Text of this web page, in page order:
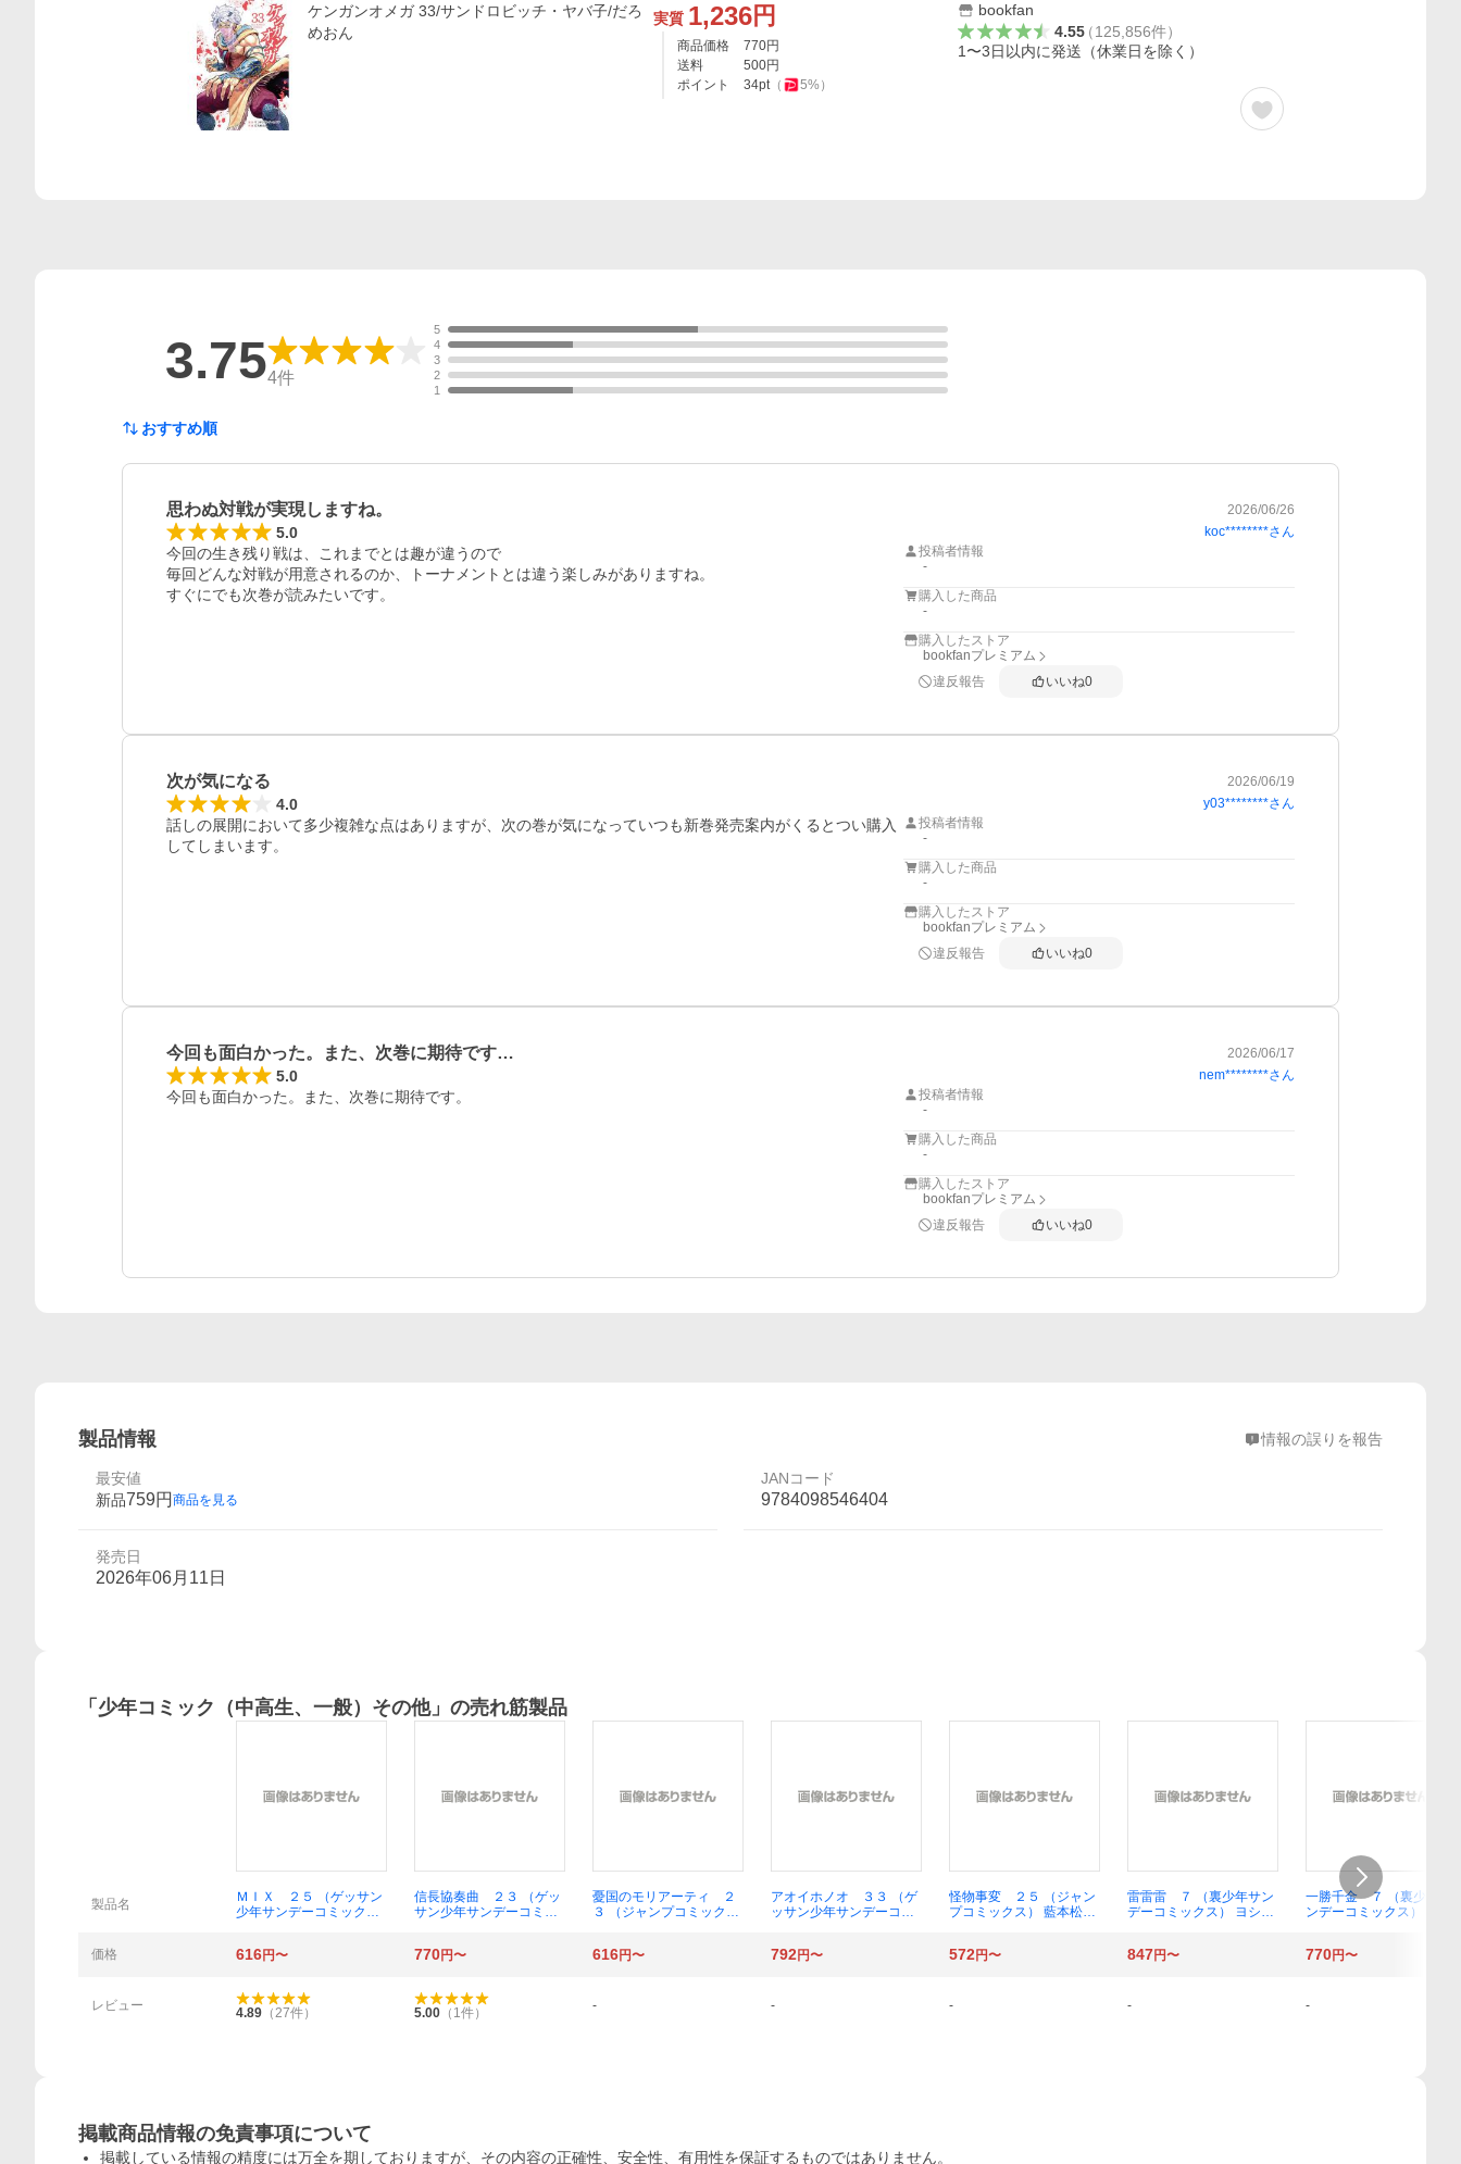
ケンガンオメガ 33/サンドロビッチ・ヤバ子/だろ
めおん
実質 1,236円
商品価格 770円
送料
500円
ポイント
34pt（ 5%）
bookfan
4.55（125,856件）
1〜3日以内に発送（休業日を除く）
3.754件
5
4
3
2
1
おすすめ順
思わぬ対戦が実現しますね。 2026/06/26
5.0 koc********さん
今回の生き残り戦は、これまでとは趣が違うので
毎回どんな対戦が用意されるのか、トーナメントとは違う楽しみがありますね。
すぐにでも次巻が読みたいです。
投稿者情報
-
購入した商品
-
購入したストア
bookfanプレミアム
違反報告
いいね0
次が気になる 2026/06/19
4.0 y03********さん
話しの展開において多少複雑な点はありますが、次の巻が気になっていつも新巻発売案内がくるとつい購入
してしまいます。
投稿者情報
-
購入した商品
-
購入したストア
bookfanプレミアム
違反報告
いいね0
今回も面白かった。また、次巻に期待です… 2026/06/17
5.0 nem********さん
今回も面白かった。また、次巻に期待です。
投稿者情報
-
購入した商品
-
購入したストア
bookfanプレミアム
違反報告
いいね0
製品情報 情報の誤りを報告
最安値
新品759円 商品を見る
JANコード
9784098546404
発売日
2026年06月11日
「 少年コミック（中高生、一般）その他」の売れ筋製品
製品名
ＭＩＸ ２５ （ゲッサン
少年サンデーコミック
信長協奏曲 ２３ （ゲッ
サン少年サンデーコミッ
憂国のモリアーティ ２
３ （ジャンプコミック
アオイホノオ ３３ （ゲ
ッサン少年サンデーコミ
怪物事変 ２５ （ジャン
プコミックス） 藍本松／
雷雷雷 ７ （裏少年サン
デーコミックス） ヨシア
一勝千金 ７ （裏少年サ
ンデーコミックス） サン
価格
616円〜 770円〜 616円〜 792円〜 572円〜 847円〜 770円〜
レビュー
4.89 （27件） 5.00 （ 1件） - - - - -
掲載商品情報の免責事項について
掲載している情報の精度には万全を期しておりますが、その内容の正確性、安全性、有用性を保証するものではありません。